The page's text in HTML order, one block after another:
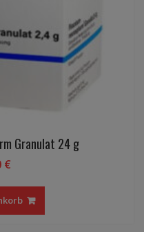
Granulat 24 g
€